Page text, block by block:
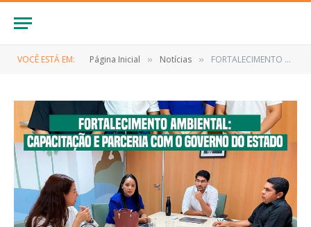
VOCÊ ESTÁ EM: Página Inicial » Notícias » FORTALECIMENTO AMBIENTAL: CAPACITAÇÃO E PARCERIA COM O GOVERNO DO ESTADO